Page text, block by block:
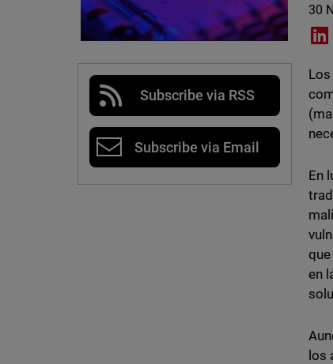
Subscribe via RSS
Subscribe via Email
30
En
en
los